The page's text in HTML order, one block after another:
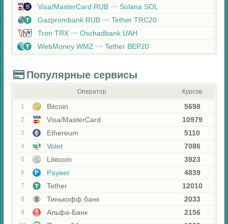
Visa/MasterCard RUB
Solana SOL
Gazprombank RUB
Tether TRC20
Tron TRX
Oschadbank UAH
WebMoney WMZ
Tether BEP20
Популярные сервисы
Оператор Курсов
1 Bitcoin 5698
2 Visa/MasterCard 10979
3 Ethereum 5110
4 Volet 7086
5 Litecoin 3923
6 Payeer 4839
7 Tether 12010
8 Тинькофф банк 2033
9 Альфа-Банк 2156